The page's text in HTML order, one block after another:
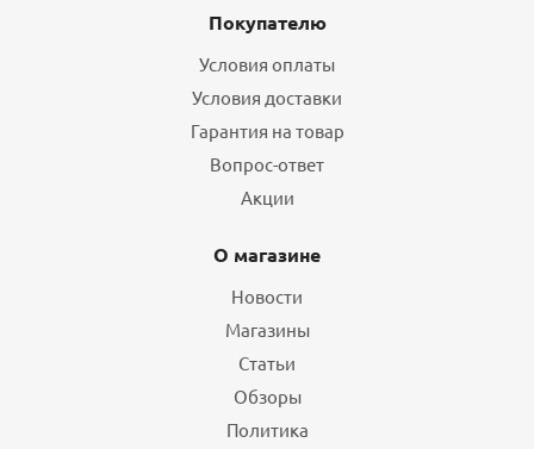
Покупателю
Условия оплаты
Условия доставки
Гарантия на товар
Вопрос-ответ
Акции
О магазине
Новости
Магазины
Статьи
Обзоры
Политика